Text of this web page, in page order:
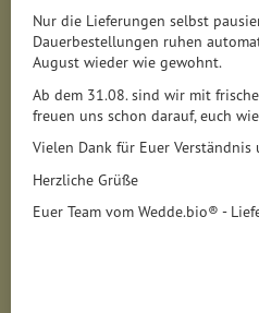
Nur die Lieferungen selbst
Dauerbestellungen ruhen
August wieder wie gewohnt.
Ab dem 31.08. sind wir mit
freuen uns schon darauf, euch
Vielen Dank für Euer Verständnis
Herzliche Grüße
Euer Team vom Wedde.bio® -
After Sun Lotion
8,29 €* / 200 ml